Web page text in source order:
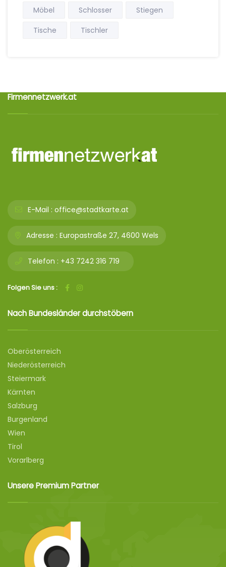
Möbel Schlosser
Stiegen
Tische
Tischler
Firmennetzwerk.at
E-Mail : office@stadtkarte.at
Adresse : Europastraße 27, 4600 Wels
Telefon : +43 7242 316 719
Folgen Sie uns :
Nach Bundesländer durchstöbern
Oberösterreich
Niederösterreich
Steiermark
Kärnten
Salzburg
Burgenland
Wien
Tirol
Vorarlberg
Unsere Premium Partner